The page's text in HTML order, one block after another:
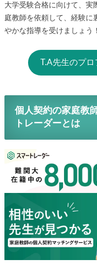
大学受験合格に向けて、実
庭教師を依頼して、経験に
やかな指導を受けましょう！
T.A先生のプ
個人契約の家庭教
トレーダーとは